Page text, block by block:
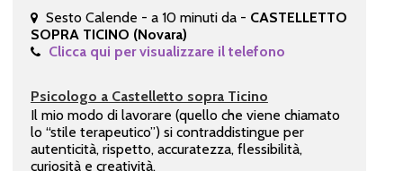
Sesto Calende - a 10 minuti da - CASTELLETTO
SOPRA TICINO (Novara)
Clicca qui per visualizzare il telefono
Psicologo a Castelletto sopra Ticino
Il mio modo di lavorare (quello che viene chiamato
lo “stile terapeutico”) si contraddistingue per
autenticità, rispetto, accuratezza, flessibilità,
curiosità e creatività.